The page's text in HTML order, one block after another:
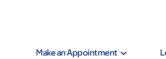
Make an Appointment